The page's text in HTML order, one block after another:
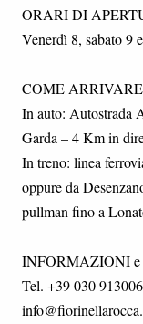
ORARI DI
Venerdì 8, sabato 9
COME ARRIVARE
In auto: Autostrada
Garda – 4 Km in
In treno: linea
oppure da
pullman fino a
INFORMAZIONI
Tel. +39 030